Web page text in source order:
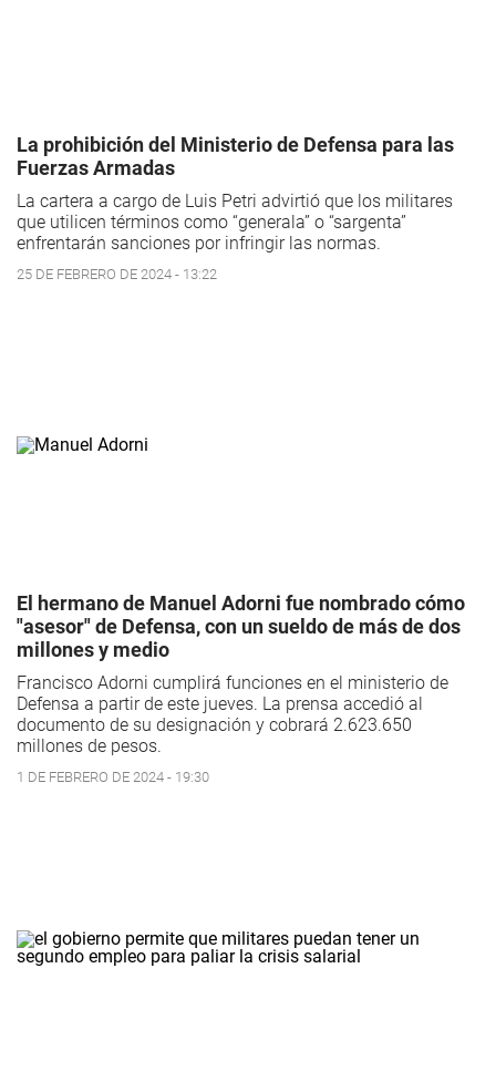
La prohibición del Ministerio de Defensa para las
Fuerzas Armadas
La cartera a cargo de Luis Petri advirtió que los militares
que utilicen términos como “generala” o “sargenta”
enfrentarán sanciones por infringir las normas.
25 DE FEBRERO DE 2024 - 13:22
El hermano de Manuel Adorni fue nombrado cómo
"asesor" de Defensa, con un sueldo de más de dos
millones y medio
Francisco Adorni cumplirá funciones en el ministerio de
Defensa a partir de este jueves. La prensa accedió al
documento de su designación y cobrará 2.623.650
millones de pesos.
1 DE FEBRERO DE 2024 - 19:30